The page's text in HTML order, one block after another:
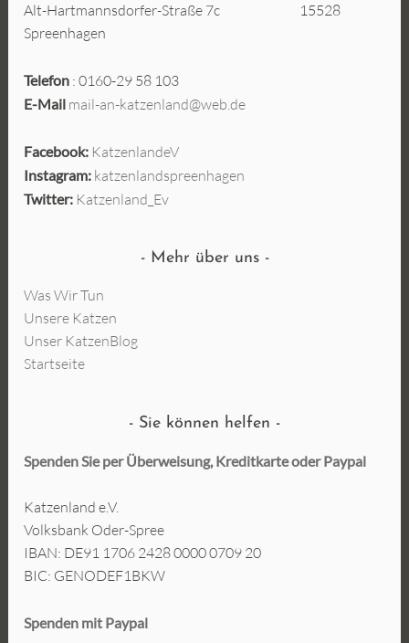
Alt-Hartmannsdorfer-Straße 7c 15528
Spreenhagen
Telefon : 0160-29 58 103
E-Mail mail-an-katzenland@web.de
Facebook: KatzenlandeV
Instagram: katzenlandspreenhagen
Twitter: Katzenland_Ev
Mehr über uns
Was Wir Tun
Unsere Katzen
Unser KatzenBlog
Startseite
Sie können helfen
Spenden Sie per Überweisung, Kreditkarte oderPaypal
Katzenland e.V.
Volksbank Oder-Spree
IBAN: DE91 1706 2428 0000 0709 20
BIC: GENODEF1BKW
Spenden mit Paypal